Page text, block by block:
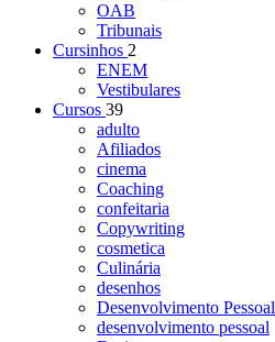
OAB
Tribunais
Cursinhos 2
ENEM
Vestibulares
Cursos 39
adulto
Afiliados
cinema
Coaching
confeitaria
Copywriting
cosmetica
Culinária
desenhos
Desenvolvimento Pessoal
desenvolvimento pessoal